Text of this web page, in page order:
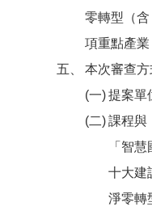
零轉型（
項重點產
本次審查
提案單
課程與
「智
十大建
淨零轉